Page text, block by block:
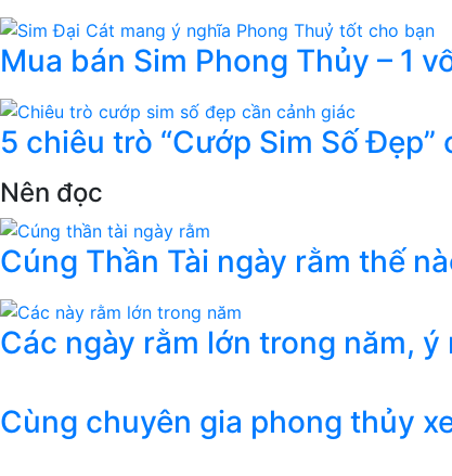
Mua bán Sim Phong Thủy – 1
5 chiêu trò “Cướp Sim Số Đẹp”
Nên đọc
Cúng Thần Tài ngày rằm thế
Các ngày rằm lớn trong năm,
Cùng chuyên gia phong thủy